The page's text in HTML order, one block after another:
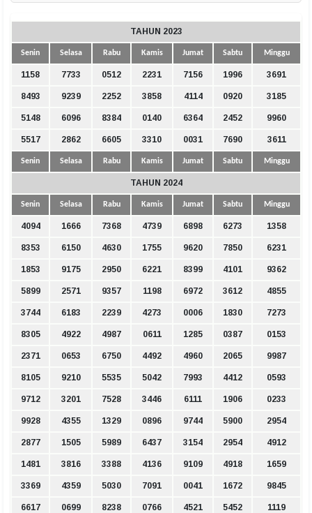
TAHUN 2023
Senin Selasa Rabu Kamis Jumat Sabtu Minggu
1158 7733 0512 2231 7156 1996 3691
8493 9239 2252 3858 4114 0920 3185
5148 6096 8384 0140 6364 2452 9960
5517 2862 6605 3310 0031 7690 3611
Senin Selasa Rabu Kamis Jumat Sabtu Minggu
TAHUN 2024
Senin Selasa Rabu Kamis Jumat Sabtu Minggu
4094 1666 7368 4739 6898 6273 1358
8353 6150 4630 1755 9620 7850 6231
1853 9175 2950 6221 8399 4101 9362
5899 2571 9357 1198 6972 3612 4855
3744 6183 2239 4273 0006 1830 7273
8305 4922 4987 0611 1285 0387 0153
2371 0653 6750 4492 4960 2065 9987
8105 9210 5535 5042 7993 4412 0593
9712 3201 7528 3446 6111 1906 0233
9928 4355 1329 0896 9744 5900 2954
2877 1505 5989 6437 3154 2954 4912
1481 3816 3388 4136 9109 4918 1659
3369 4359 5030 7091 0041 1672 9845
6617 0699 8238 0766 4521 5452 1119